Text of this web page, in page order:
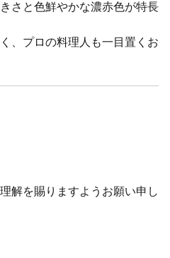
さと色鮮やかな濃赤色が特長
、プロの料理人も一目置くお
解を賜りますようお願い申し